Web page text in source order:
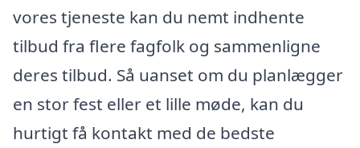
vores tjeneste kan du nemt indhente
tilbud fra flere fagfolk og sammenligne
deres tilbud. Så uanset om du planlægger
en stor fest eller et lille møde, kan du
hurtigt få kontakt med de bedste